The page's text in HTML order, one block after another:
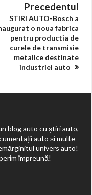
Precedentul
STIRI AUTO-Bosch a
o noua fabrica
pentru productia de
curele de transmisie
metalice destinate
industriei auto
blog auto cu știri auto,
auto și multe
univers auto!
împreună!